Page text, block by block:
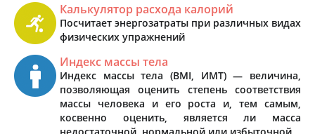
Калькулятор расхода калорий
Посчитает энергозатраты при различных видах
физических упражнений
Индекс массы тела
Индекс массы тела (BMI, ИМТ) — величина,
позволяющая оценить степень соответствия
массы человека и его роста и, тем самым,
косвенно оценить, является ли масса